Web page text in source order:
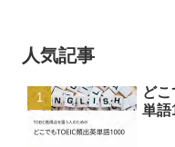
人気記事
ど
単語